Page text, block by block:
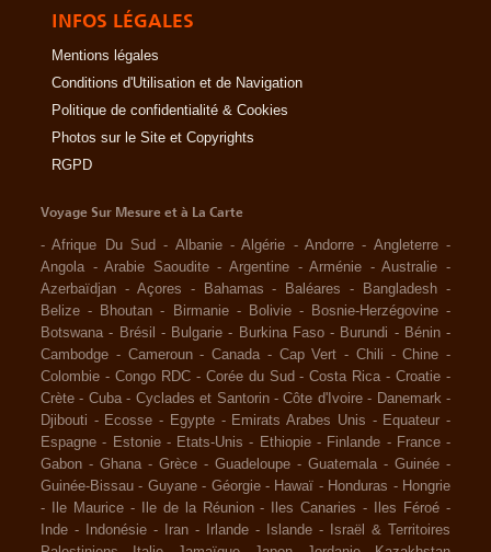
INFOS LÉGALES
Mentions légales
Conditions d'Utilisation et de Navigation
Politique de confidentialité & Cookies
Photos sur le Site et Copyrights
RGPD
Voyage Sur Mesure et à La Carte
-Afrique Du Sud - Albanie -Algérie -Andorre - Angleterre -
Angola -Arabie Saoudite -Argentine -Arménie -Australie -
Azerbaïdjan - Açores - Bahamas - Baléares - Bangladesh -
Belize - Bhoutan - Birmanie - Bolivie - Bosnie-Herzégovine -
Botswana - Brésil - Bulgarie - Burkina Faso - Burundi - Bénin -
Cambodge - Cameroun - Canada - Cap Vert - Chili -Chine -
Colombie - Congo RDC - Corée du Sud -Costa Rica -Croatie -
Crète - Cuba - Cyclades et Santorin -Côte d'Ivoire - Danemark -
Djibouti - Ecosse - Egypte - Emirats Arabes Unis - Equateur -
Espagne - Estonie - Etats-Unis - Ethiopie - Finlande - France -
Gabon - Ghana - Grèce - Guadeloupe - Guatemala - Guinée -
Guinée-Bissau - Guyane - Géorgie - Hawaï - Honduras - Hongrie
-
Ile Maurice - Ile de la Réunion - Iles Canaries - Iles Féroé -
Inde - Indonésie - Iran - Irlande - Islande -
Israël & Territoires